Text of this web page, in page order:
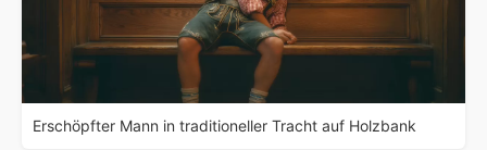
Erschöpfter Mann in traditioneller Tracht auf Holzbank